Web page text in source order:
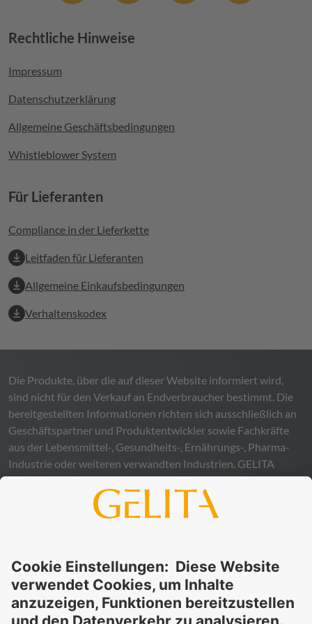
Footer menu
Rechtliche Hinweise
Impressum
Datenschutzerklärung
Allgemeine Geschäftsbedingungen
Whistleblower System
Für Lieferanten
Compliance in der Lieferkette
Leitfaden für Lieferanten
Allgemeine Einkaufsbedingungen
Verhaltenskodex
Die Produkte, über die auf dieser Website informiert wird,
sind nicht für den Verkauf an Endverbraucher bestimmt. Die
bereitgestellten Informationen richten sich ausschließlich an
Geschäftspartner und Produktentwickler sowie Fachkräfte
aus der Lebensmittel-, Gesundheits-, Ernährungs-, Pharma-
Industrie oder weiteren verwandten Industrien. GELITA
übernimmt keinerlei Gewähr – weder ausdrücklich noch
stillschweigend – für die Richtigkeit, Verlässlichkeit oder
Vollständigkeit der bereitgestellten Informationen und
Informationen ergeben könnte. Die Verwendung der
Informationen erfolgt auf eigenes Risiko und in eigener
Verantwortung.